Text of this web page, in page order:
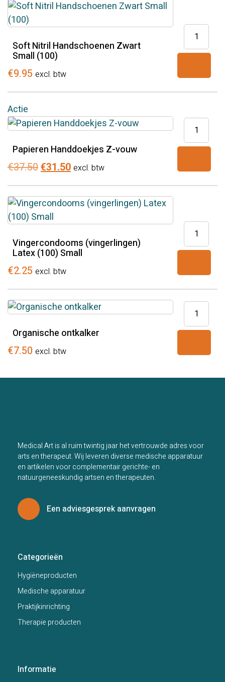
Soft Nitril Handschoenen Zwart
Small (100)
€9.95 excl. btw
Soft
Actie
Papieren Handdoekjes Z-vouw
€37.50Oorspronkelijke
prijs
was:
€37.50.
€31.50Huidige
prijs
is:
€31.50.
excl. btw
Papieren
Vingercondooms (vingerlingen)
Latex (100) Small
€2.25 excl. btw
Organische ontkalker
€7.50 excl. btw
Medical Art is al ruim twintig jaar het vertrouwde adres voor
arts en therapeut. Wij leveren diverse medische apparatuur
en artikelen voor complementair gerichte- en
natuurgeneeskundig artsen en therapeuten.
Een adviesgesprek aanvragen
Categorieën
Hygiëneproducten
Medische apparatuur
Praktijkinrichting
Therapie producten
Informatie